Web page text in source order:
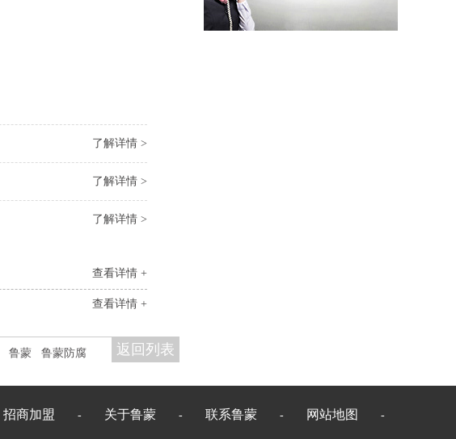
了解详情 >
了解详情 >
了解详情 >
查看详情 +
查看详情 +
返回列表
鲁蒙 鲁蒙防腐
招商加盟 - 关于鲁蒙 - 联系鲁蒙 - 网站地图 -